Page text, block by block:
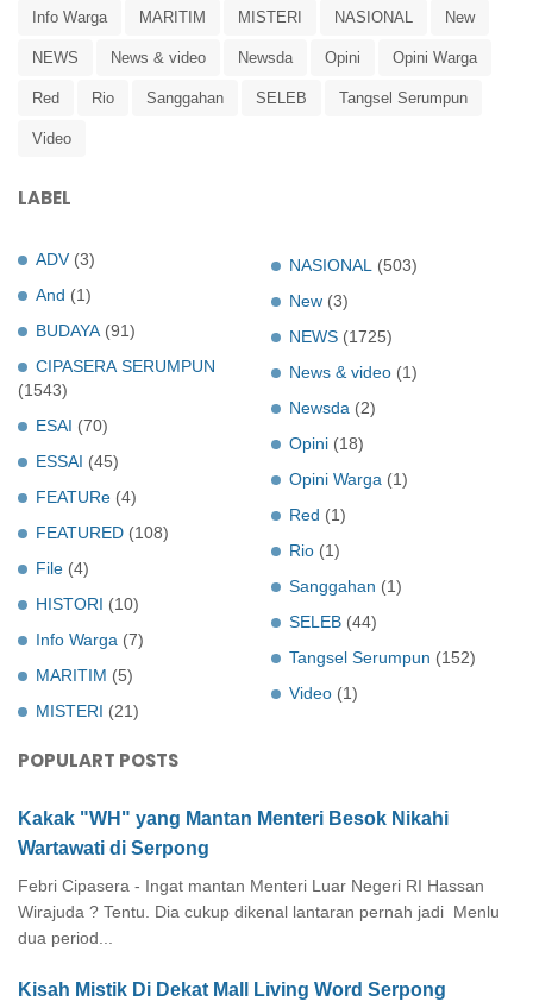
Info Warga MARITIM MISTERI NASIONAL New
NEWS News & video Newsda Opini Opini Warga
Red Rio Sanggahan SELEB Tangsel Serumpun
Video
LABEL
ADV (3)
And (1)
BUDAYA (91)
CIPASERA SERUMPUN
(1543)
ESAI (70)
ESSAI (45)
FEATURe (4)
FEATURED (108)
File (4)
HISTORI (10)
Info Warga (7)
MARITIM (5)
MISTERI (21)
NASIONAL
(503)
New (3)
NEWS (1725)
News & video (1)
Newsda (2)
Opini (18)
Opini Warga (1)
Red (1)
Rio (1)
Sanggahan (1)
SELEB (44)
Tangsel Serumpun (152)
Video (1)
POPULART POSTS
Kakak "WH" yang Mantan Menteri Besok Nikahi
Wartawati di Serpong
Febri Cipasera - Ingat mantan Menteri Luar Negeri RI Hassan
Wirajuda ? Tentu. Dia cukup dikenal lantaran pernah jadi Menlu
dua period...
Kisah Mistik Di Dekat Mall Living Word Serpong